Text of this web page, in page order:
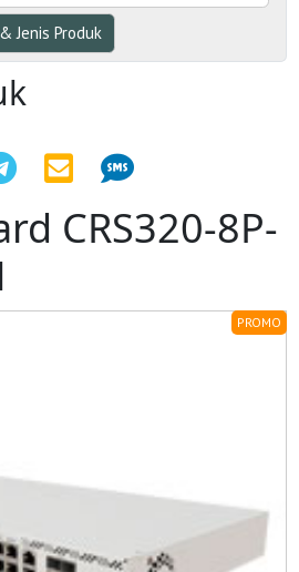
Jenis Produk
CRS320-8P-
PROMO